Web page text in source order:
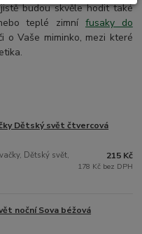
budou skvěle hodit také
teplé zimní fusaky do
o Vaše miminko, mezi které
Dětský svět čtvercová
Dětský svět,
215 Kč
178 Kč bez DPH
noční Sova béžová